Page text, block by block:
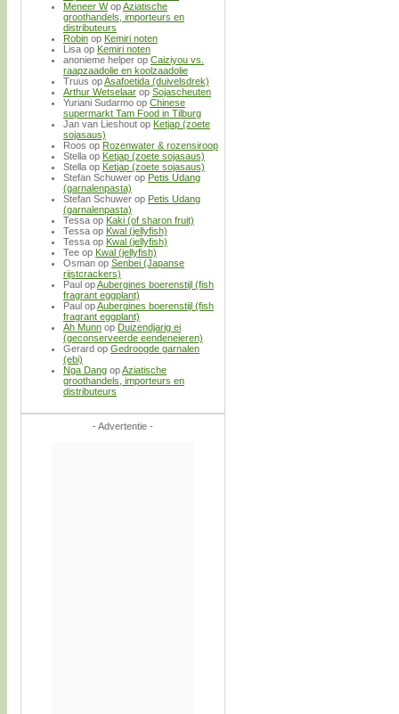
Meneer WopAziatische
groothandels, importeurs en
distributeurs
Robin op Kemiri noten
Lisa op Kemiri noten
anonieme helper op Caiziyou vs.
raapzaadolie en koolzaadolie
Truus opAsafoetida (duivelsdrek)
Arthur Wetselaar op Sojascheuten
Yuriani Sudarmo op Chinese
supermarkt Tam Food in Tilburg
Jan van Lieshout op Ketjap (zoete
sojasaus)
Roos op Rozenwater & rozensiroop
Stella op Ketjap (zoete sojasaus)
Stella op Ketjap (zoete sojasaus)
Stefan Schuwer op Petis Udang
(garnalenpasta)
Stefan Schuwer op Petis Udang
(garnalenpasta)
Tessa op Kaki (of sharon fruit)
Tessa op Kwal (jellyfish)
Tessa op Kwal (jellyfish)
Tee op Kwal (jellyfish)
Osman op Senbei (Japanse
rijstcrackers)
Paul opAubergines boerenstijl (fish
fragrant eggplant)
Paul opAubergines boerenstijl (fish
fragrant eggplant)
Ah Munn op Duizendjarig ei
(geconserveerde eendeneieren)
Gerard op Gedroogde garnalen
(ebi)
Nga Dang opAziatische
groothandels, importeurs en
distributeurs
- Advertentie -